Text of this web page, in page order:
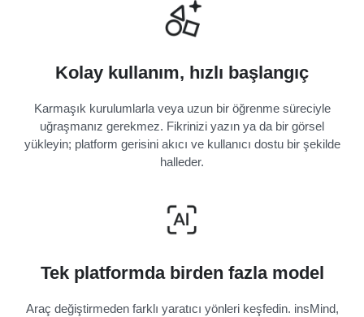
Kolay kullanım, hızlı başlangıç
Karmaşık kurulumlarla veya uzun bir öğrenme süreciyle
uğraşmanız gerekmez. Fikrinizi yazın ya da bir görsel
yükleyin; platform gerisini akıcı ve kullanıcı dostu bir şekilde
halleder.
Tek platformda birden fazla model
Araç değiştirmeden farklı yaratıcı yönleri keşfedin. insMind,